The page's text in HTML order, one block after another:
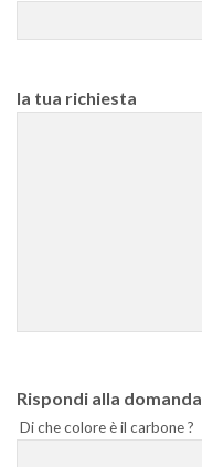
la tua richiesta
Rispondi alla domanda
Di che colore è il carbone ?